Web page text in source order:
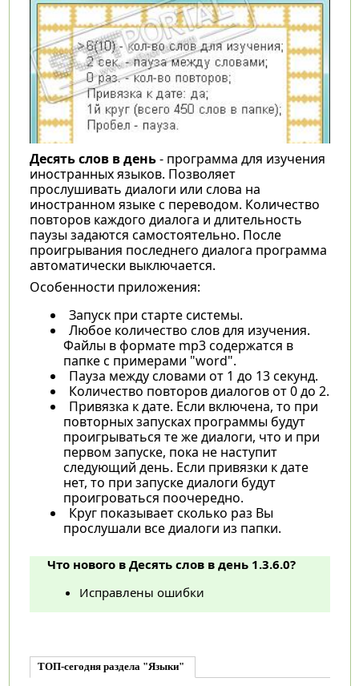
Десять слов в день- программа для изучения
иностранных языков. Позволяет
прослушивать диалоги или слова на
иностранном языке с переводом. Количество
повторов каждого диалога и длительность
паузы задаются самостоятельно. После
проигрывания последнего диалога программа
автоматически выключается.
Особенности приложения:
Запуск при старте системы.
Любое количество слов для изучения.
Файлы в формате mp3 содержатся в
папке с примерами "word".
Пауза между словами от 1 до 13 секунд.
Количество повторов диалогов от 0 до 2.
Привязка к дате. Если включена, то при
повторных запусках программы будут
проигрываться те же диалоги, что и при
первом запуске, пока не наступит
следующий день. Если привязки к дате
нет, то при запуске диалоги будут
проигроваться поочередно.
Круг показывает сколько раз Вы
прослушали все диалоги из папки.
Что нового в Десять слов в день 1.3.6.0?
Исправлены ошибки
ТОП-сегодня раздела "Языки"